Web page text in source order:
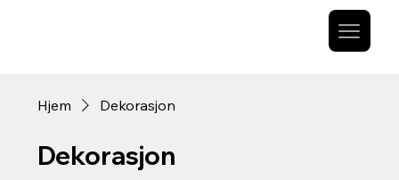
Hjem Dekorasjon
Dekorasjon